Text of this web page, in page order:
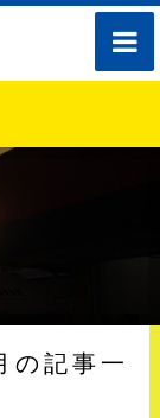
toggle
記事一